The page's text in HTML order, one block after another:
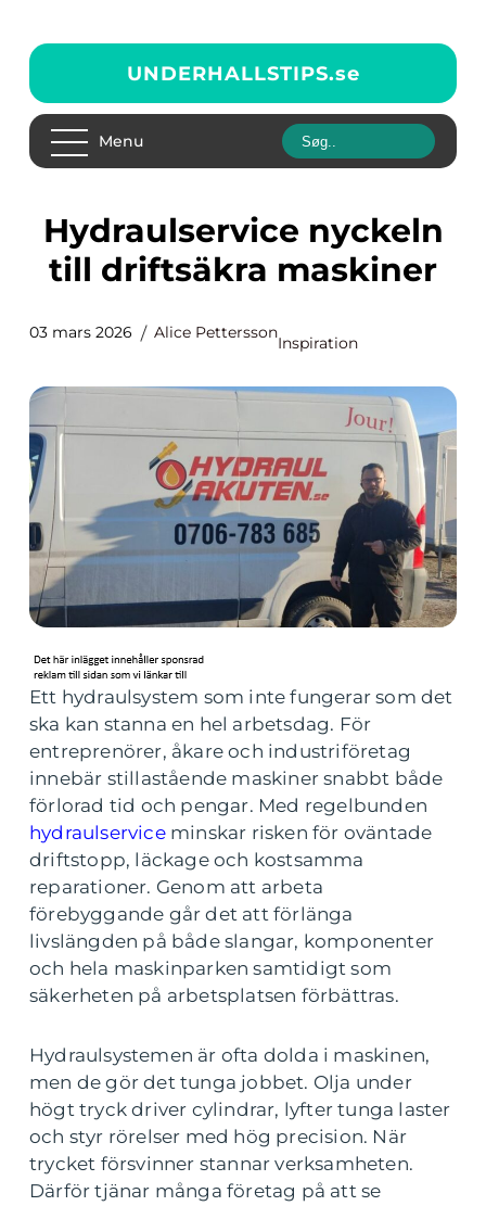
UNDERHALLSTIPS.se
Menu
Hydraulservice nyckeln
till driftsäkra maskiner
03 mars 2026 Alice Pettersson
Inspiration
Ett hydraulsystem som inte fungerar som det
ska kan stanna en hel arbetsdag. För
entreprenörer, åkare och industriföretag
innebär stillastående maskiner snabbt både
förlorad tid och pengar. Med regelbunden
hydraulserviceminskar risken för oväntade
driftstopp, läckage och kostsamma
reparationer. Genom att arbeta
förebyggande går det att förlänga
livslängden på både slangar, komponenter
och hela maskinparken samtidigt som
säkerheten på arbetsplatsen förbättras.
Hydraulsystemen är ofta dolda i maskinen,
men de gör det tunga jobbet. Olja under
högt tryck driver cylindrar, lyfter tunga laster
och styr rörelser med hög precision. När
trycket försvinner stannar verksamheten.
Därför tjänar många företag på att se